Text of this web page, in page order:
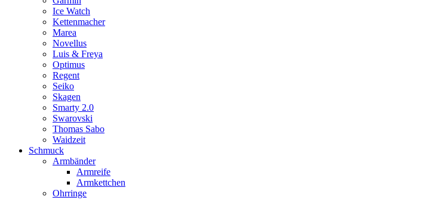
Ice Watch
Kettenmacher
Marea
Novellus
Luis & Freya
Optimus
Regent
Seiko
Skagen
Smarty 2.0
Swarovski
Thomas Sabo
Waidzeit
Schmuck
Armbänder
Armreife
Armkettchen
Ohrringe